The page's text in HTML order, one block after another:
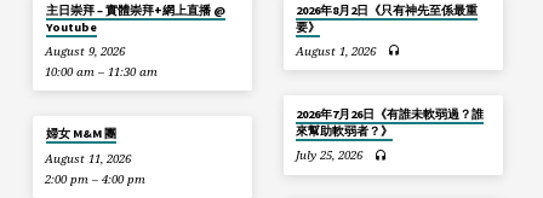
主日崇拜 – 實體崇拜+網上直播 @
Youtube
August 9, 2026
10:00 am – 11:30 am
婦女 M&M 團
August 11, 2026
2:00 pm – 4:00 pm
2026年8月2日《只有神先至係最重
要》
August 1, 2026
2026年7月26日《有誰未軟弱過？誰
來幫助軟弱者？》
July 25, 2026